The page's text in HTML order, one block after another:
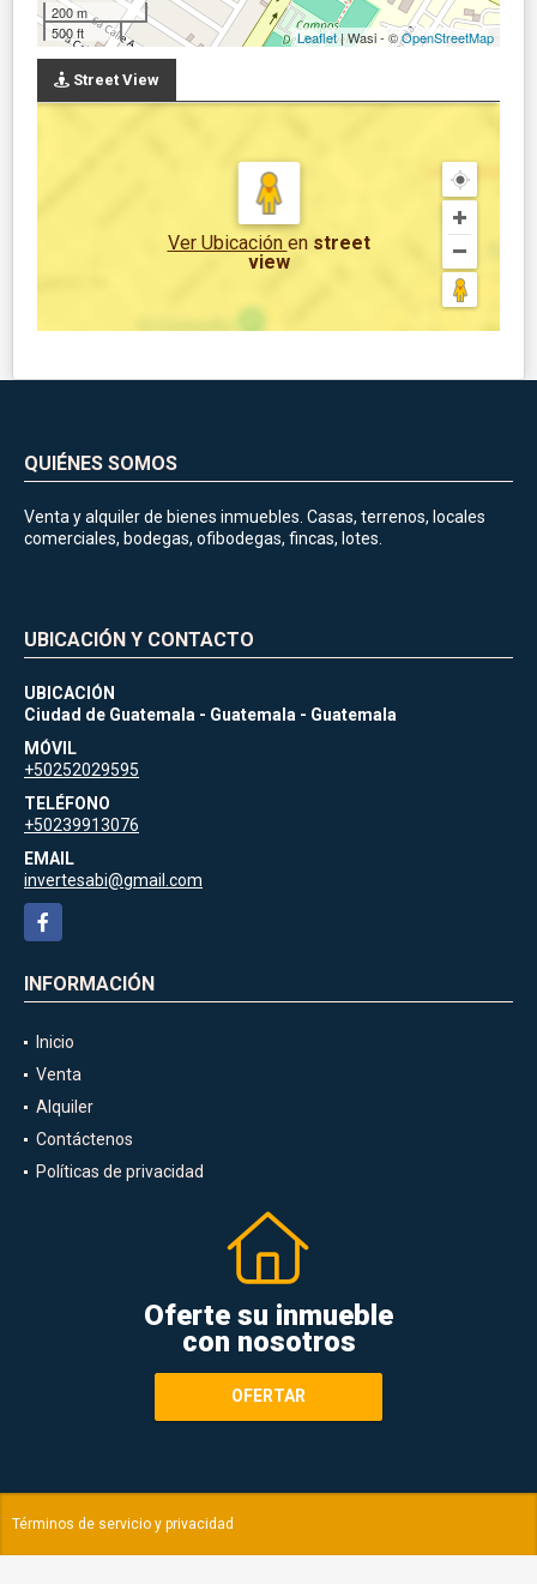
200 m
500 ft
Leaflet| Wasi - ©OpenStreetMap
Street View
Ver Ubicación en street
view
QUIÉNES SOMOS
Venta y alquiler de bienes inmuebles. Casas, terrenos, locales
comerciales, bodegas, ofibodegas, fincas, lotes.
UBICACIÓN Y CONTACTO
UBICACIÓN
Ciudad de Guatemala - Guatemala - Guatemala
MÓVIL
+50252029595
TELÉFONO
+50239913076
EMAIL
invertesabi@gmail.com
Facebook
INFORMACIÓN
Inicio
Venta
Alquiler
Contáctenos
Políticas de privacidad
Oferte su inmueble
con nosotros
OFERTAR
Términos de servicio y privacidad